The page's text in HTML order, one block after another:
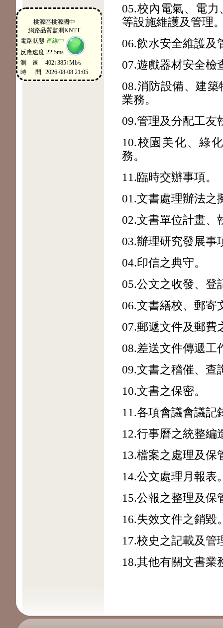
05.校內電氣、電
等設施維護及管理
06.飲水安全維護及
07.遊戲器材安全檢
08.消防設備、建
業務。
09.管理及分配工友
10.校園美化、綠
務。
11.臨時交辦事項。
01.文書處理辦法之
02.文書單位計畫、
03.辦理研究發展事
04.印信之典守。
05.公文之收發、登
06.文書繕校、郵寄
07.郵遞文件及郵費
08.差送文件傳遞
09.文書之稽催、查
10.文書之保密。
11.各項會議會議記
12.行事曆之統整編
13.檔案之處理及保
14.公文處理月報表
15.公報之整理及保
16.失效文件之銷毀
17.校史之記載及管
18.其他有關文書業